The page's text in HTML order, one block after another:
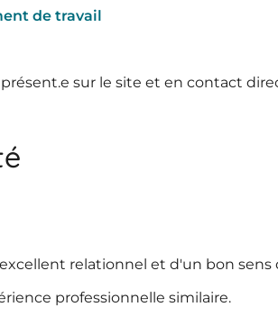
de travail
sur le site et en contact
relationnel et d'un bon sens
professionnelle similaire.